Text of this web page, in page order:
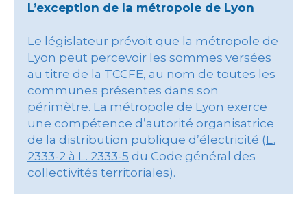
L’exception de la métropole de Lyon
Le législateur prévoit que la métropole de
Lyon peut percevoir les sommes versées
au titre de la TCCFE, au nom de toutes les
communes présentes dans son
périmètre. La métropole de Lyon exerce
une compétence d’autorité organisatrice
de la distribution publique d’électricité (L.
2333-2 à L. 2333-5 du Code général des
collectivités territoriales).